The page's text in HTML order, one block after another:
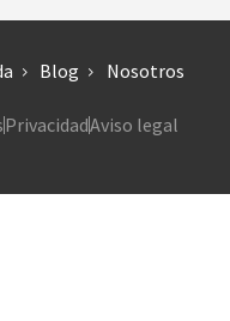
Blog Nosotros
PrivacidadAviso legal